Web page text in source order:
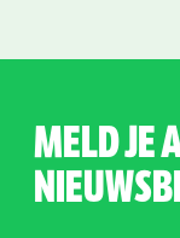
MELD JE